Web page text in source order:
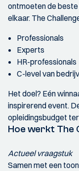
ontmoeten de
elkaar. The
Professionals
Experts
HR-professionals
C-level van
Het doel? Eén
inspirerend event.
opleidingsbudget
Hoe werkt The
Actueel vraagstuk
Samen met een